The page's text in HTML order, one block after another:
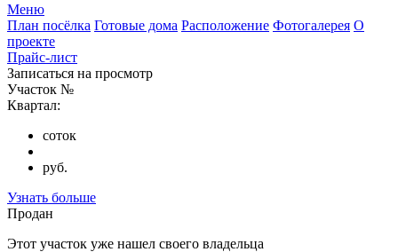
Меню
План посёлка Готовые дома Расположение Фотогалерея О
проекте
Прайс-лист
Записаться на просмотр
Участок №
Квартал:
соток
руб.
Узнать больше
Продан
Этот участок уже нашел своего владельца